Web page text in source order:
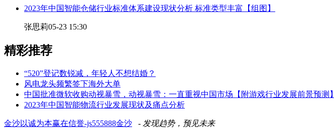
2023年中国智能仓储行业标准体系建设现状分析 标准类型丰富【组图】
张思莉05-23 15:30
精彩推荐
“520”登记数锐减，年轻人不想结婚？
风电龙头频繁签下海外大单
中国批准微软收购动视暴雪，动视暴雪：一直重视中国市场【附游戏行业发展前景预测】
2023年中国智能物流行业发展现状及痛点分析
金沙以诚为本赢在信誉-js555888金沙 - 发现趋势，预见未来